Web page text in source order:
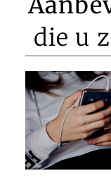
die u